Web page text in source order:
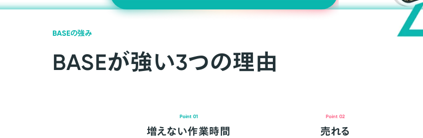
BASEの強み
BASEが強い3つの理由
Point 01
増えない作業時間
Point 02
売れる